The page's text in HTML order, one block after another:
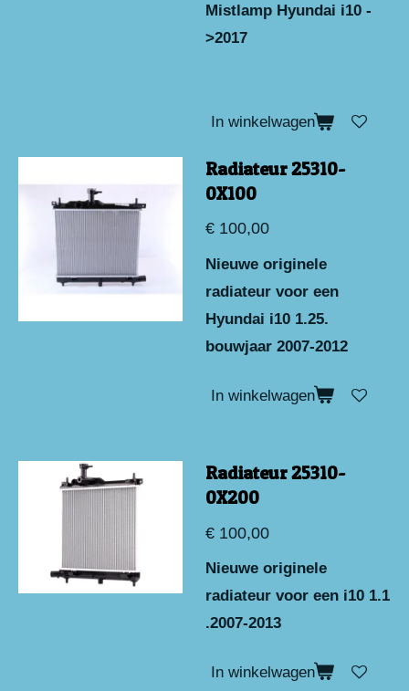
Mistlamp Hyundai i10 -
>2017
In winkelwagen
Radiateur 25310-
0X100
€ 100,00
Nieuwe originele
radiateur voor een
Hyundai i10 1.25.
bouwjaar 2007-2012
In winkelwagen
Radiateur 25310-
0X200
€ 100,00
Nieuwe originele
radiateur voor een i10 1.1
.2007-2013
In winkelwagen